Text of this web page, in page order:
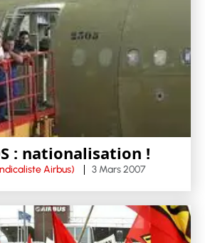
: nationalisation !
Airbus) 3 Mars 2007